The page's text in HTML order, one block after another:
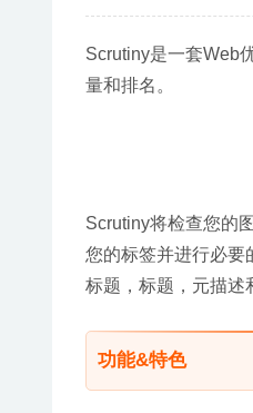
Scrutiny是一套Web
量和排名。
Scrutiny将检查您的
您的标签并进行必要
标题，标题，元描述
功能&特色